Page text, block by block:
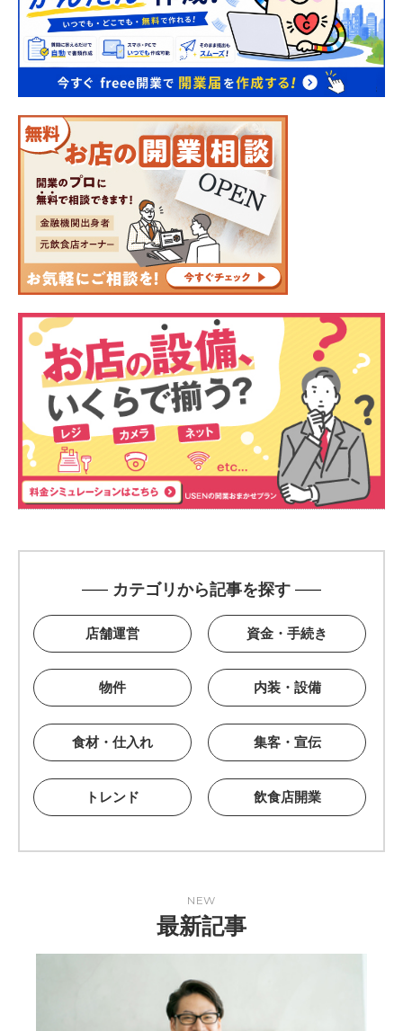
カテゴリから記事を探す
店舗運営 資金・手続き
物件 内装・設備
食材・仕入れ 集客・宣伝
トレンド 飲食店開業
NEW
最新記事